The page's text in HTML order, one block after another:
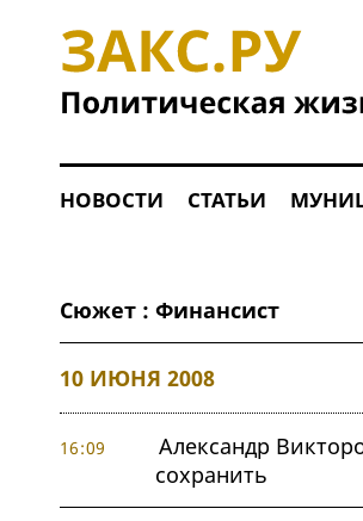
НОВОСТИ СТАТЬИ
Сюжет : Финансист
10 ИЮНЯ 2008
16:09
Александр
сохранить